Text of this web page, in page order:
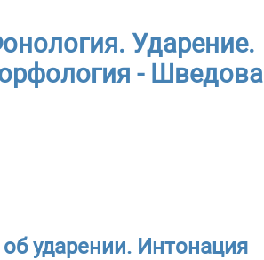
Ударение.
- Шведова
ударении. Интонация